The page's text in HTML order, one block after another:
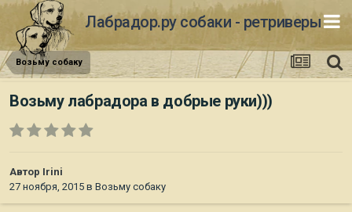
Лабрадор.ру собаки - ретриверы
Возьму собаку
Возьму лабрадора в добрые руки)))
Автор Irini
27 ноября, 2015 в Возьму собаку